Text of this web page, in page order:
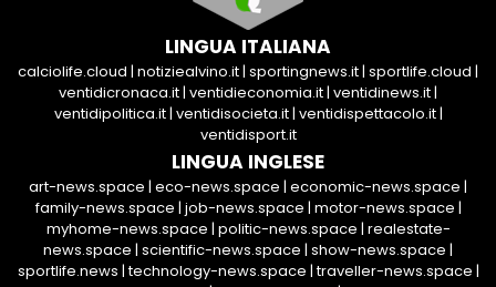
LINGUA ITALIANA
calciolife.cloud | notiziealvino.it| sportingnews.it| sportlife.cloud |
ventidicronaca.it| ventidieconomia.it| ventidinews.it|
ventidipolitica.it| ventidisocieta.it| ventidispettacolo.it|
ventidisport.it
LINGUA INGLESE
art-news.space | eco-news.space | economic-news.space |
family-news.space | job-news.space | motor-news.space |
myhome-news.space | politic-news.space | realestate-
news.space | scientific-news.space | show-news.space |
sportlife.news |technology-news.space |traveller-news.space |